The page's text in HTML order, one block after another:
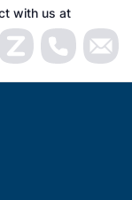
with us at